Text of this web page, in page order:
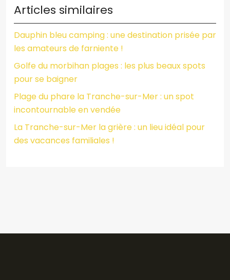
Articles similaires
Dauphin bleu camping : une destination prisée par
les amateurs de farniente !
Golfe du morbihan plages : les plus beaux spots
pour se baigner
Plage du phare la Tranche-sur-Mer : un spot
incontournable en vendée
La Tranche-sur-Mer la grière : un lieu idéal pour
des vacances familiales !